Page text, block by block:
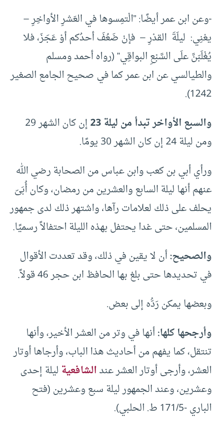
-وعن ابن عمر أيضًا: ”الْتمِسوها في العَشرِ الأواخِرِ –
يعْنِي: ليلَةَ القدْرِ – فإنْ ضَعُفَ أحدُكم أوْ عَجَزَ، فلا
يُغْلَبَنَّ علَى السَّبْعِ البواقِي” (رواه أحمد ومسلم
والطيالسي عن ابن عمر كما في صحيح الجامع الصغير
1242).
والسبع الأواخر تبدأ من ليلة 23
إن كان الشهر 29
ومن ليلة 24 إن كان الشهر 30 يومًا.
ورأي أبي بن كعب وابن عباس من الصحابة رضي الله
عنهم أنها ليلة السابع والعشرين من رمضان، وكان أُبَىّ
يحلف على ذلك لعلامات رآها، واشتهر ذلك لدى جمهور
المسلمين، حتى غدا يحتفل بهذه الليلة احتفالاً رسميًا.
والصحيح:أن لا يقين في ذلك، وقد تعددت الأقوال
في تحديدها حتى بلغ بها الحافظ ابن حجر 46 قولاً.
وبعضها يمكن رَدُّه إلى بعض.
وأرجحها كلها:أنها في وتر من العشر الأخير، وأنها
تنتقل، كما يفهم من أحاديث هذا الباب، وأرجاها أوتار
العشر، وأرجى أوتار العشر عندالشافعيةليلة إحدى
وعشرين، وعند الجمهور ليلة سبع وعشرين (فتح
الباري -171/5 ط. الحلبي).